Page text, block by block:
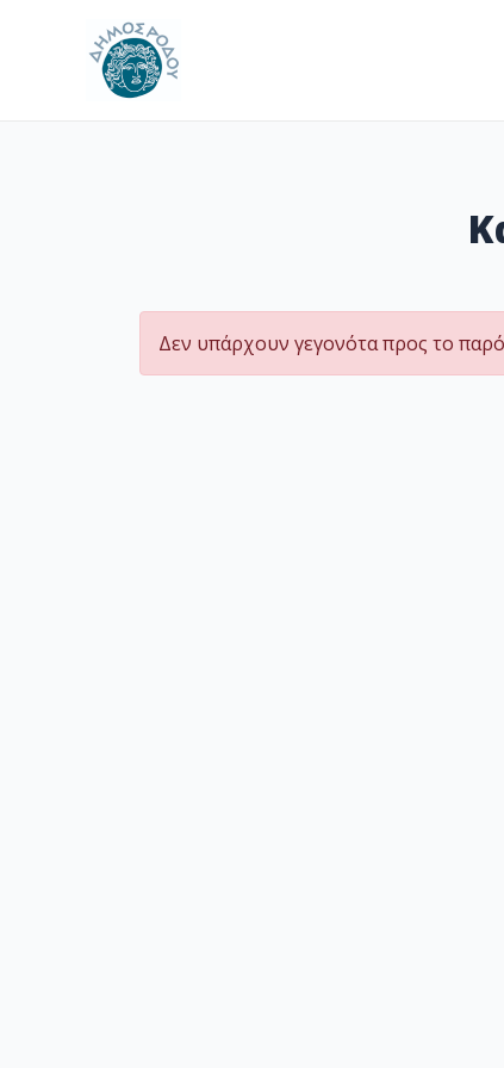
περιεχόμενο
Δεν υπάρχουν γεγονότα προς το